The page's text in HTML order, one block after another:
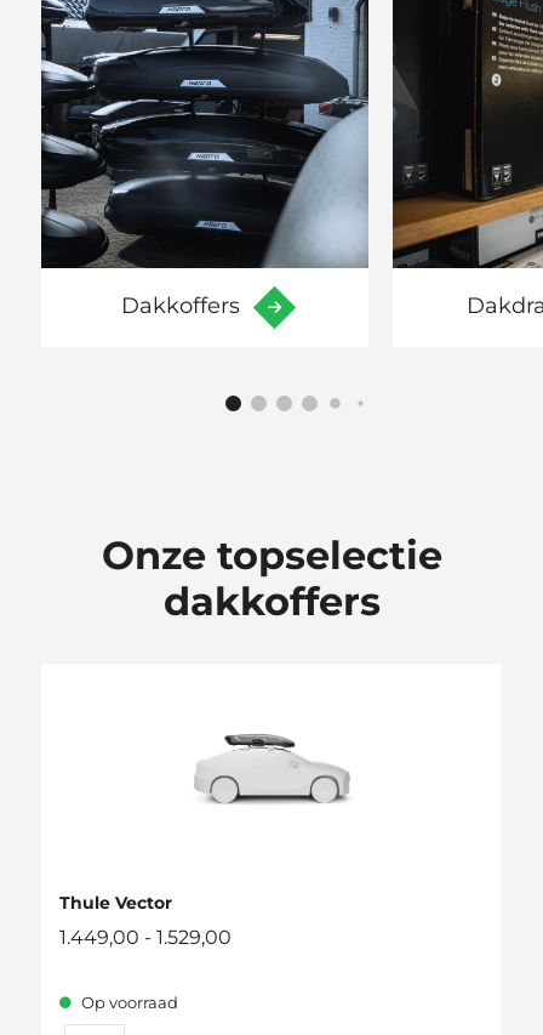
Dakkoffers
Onze topselectie
dakkoffers
Thule Vector
1.449,00 - 1.529,00
Op voorraad